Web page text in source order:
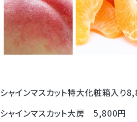
シャインマスカット特大化粧箱入り
シャインマスカット大房 5,800円